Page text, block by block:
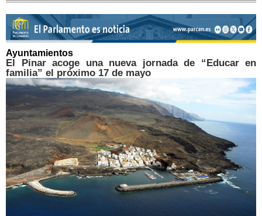
Ayuntamientos
El Pinar acoge una nueva jornada de “Educar en
familia” el próximo 17 de mayo